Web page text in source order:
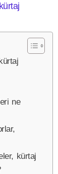
ne
kürtaj